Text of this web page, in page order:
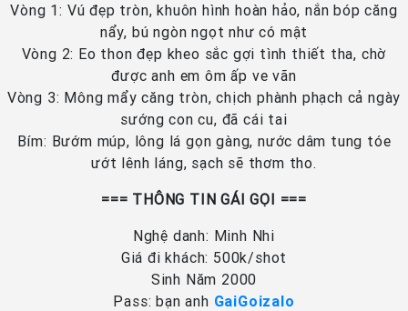
Vòng 1: Vú đẹp tròn, khuôn hình hoàn hảo, nắn bóp căng
nẩy, bú ngòn ngọt như có mật
Vòng 2: Eo thon đẹp kheo sắc gợi tình thiết tha, chờ
được anh em ôm ấp ve vãn
Vòng 3: Mông mẩy căng tròn, chịch phành phạch cả ngày
sướng con cu, đã cái tai
Bím: Bướm múp, lông lá gọn gàng, nước dâm tung tóe
ướt lênh láng, sạch sẽ thơm tho.
=== THÔNG TIN GÁI GỌI ===
Nghệ danh: Minh Nhi
Giá đi khách: 500k/shot
Sinh Năm 2000
Pass: bạn anh GaiGoizalo